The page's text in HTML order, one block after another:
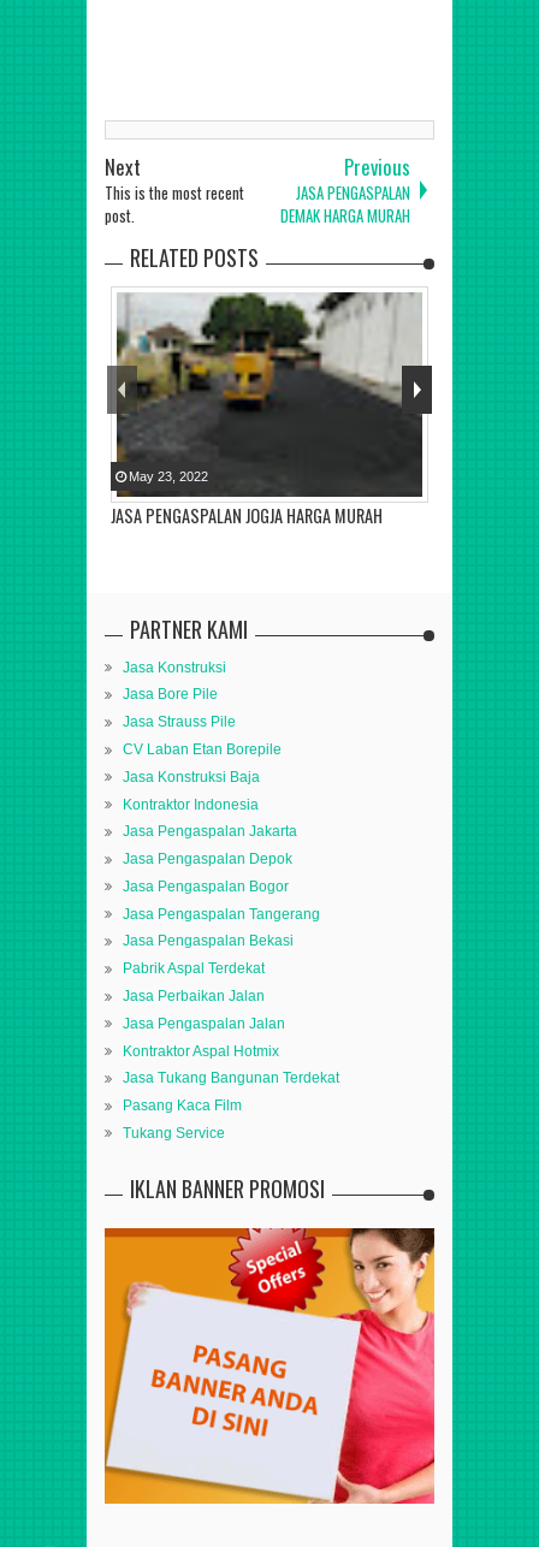
Next
This is the most recent
post.
Previous
JASA PENGASPALAN
DEMAK HARGA MURAH
RELATED POSTS
JASA PENGASPALAN JOGJA HARGA MURAH
May 23 2022
PARTNER KAMI
Jasa Konstruksi
Jasa Bore Pile
Jasa Strauss Pile
CV Laban Etan Borepile
Jasa Konstruksi Baja
Kontraktor Indonesia
Jasa Pengaspalan Jakarta
Jasa Pengaspalan Depok
Jasa Pengaspalan Bogor
Jasa Pengaspalan Tangerang
Jasa Pengaspalan Bekasi
Pabrik Aspal Terdekat
Jasa Perbaikan Jalan
Jasa Pengaspalan Jalan
Kontraktor Aspal Hotmix
Jasa Tukang Bangunan Terdekat
Pasang Kaca Film
Tukang Service
IKLAN BANNER PROMOSI